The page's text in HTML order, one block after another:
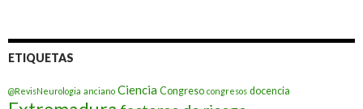
ETIQUETAS
@RevisNeurologia anciano Ciencia Congreso congresos docencia